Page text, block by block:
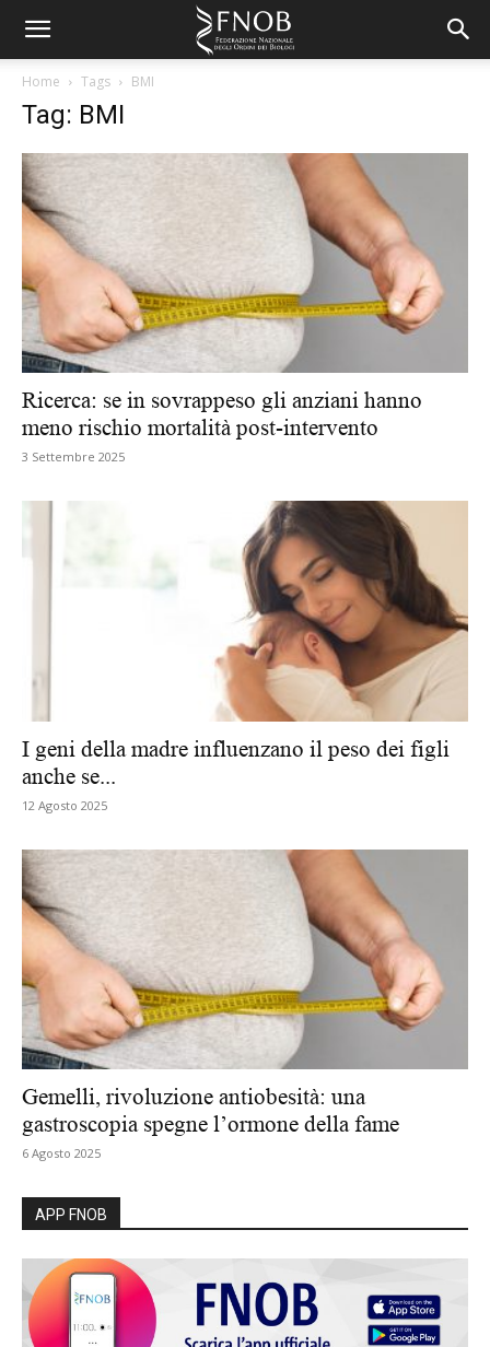
Home Tags BMI
Tag: BMI
Ricerca: se in sovrappeso gli anziani hanno
meno rischio mortalità post-intervento
3 Settembre 2025
I geni della madre influenzano il peso dei figli
anche se...
12 Agosto 2025
Gemelli, rivoluzione antiobesità: una
gastroscopia spegne l’ormone della fame
6 Agosto 2025
APP FNOB